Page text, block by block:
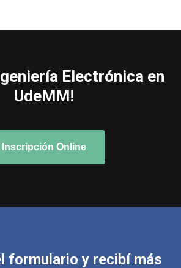
Electrónica en
UdeMM!
Inscripción Online
formulario y recibí más